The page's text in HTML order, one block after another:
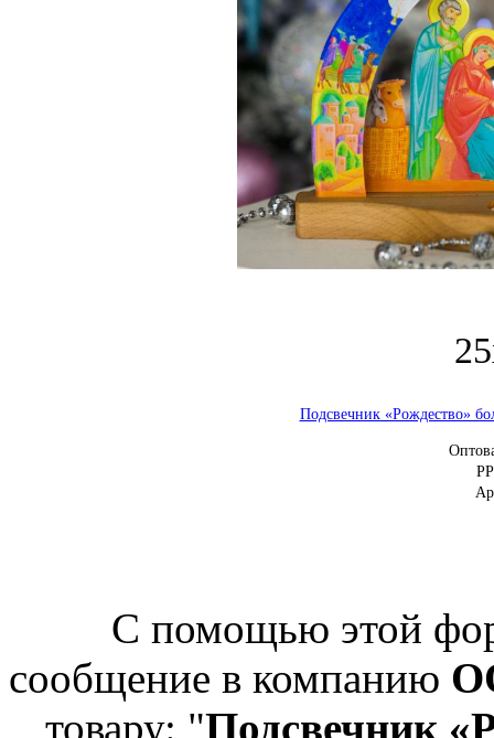
Подсвечник «Рождество»
С помощью этой
сообщение в компанию
товару: "Подсвечник